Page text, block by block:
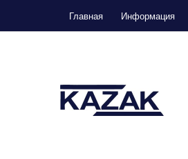
Главная Информация